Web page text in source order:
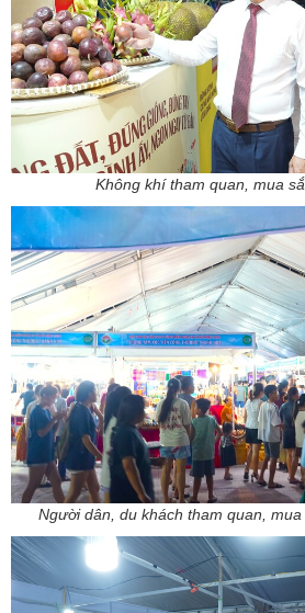
Không khí tham quan, mua
Người dân, du khách tham quan,